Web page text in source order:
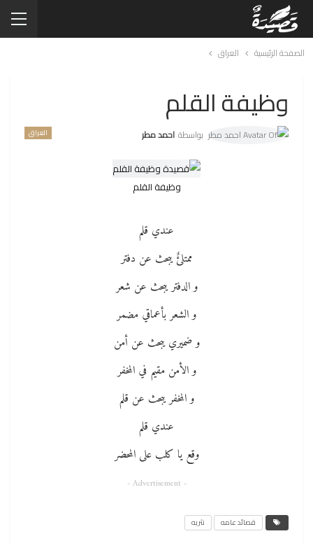
الصفحة الرئيسية العراق
وظيفة القلم
العراق بواسطة احمد مطر
وظيفة القلم
عندي قلم
ممتلئٌ يبحث عن دفتر
و الدفتر يبحث عن شعر
و الشعر بأعماقي مضمر
و ضميري يبحث عن أمن
و الأمن مقيم في المخفر
و المخفر يبحث عن قلم
عندي قلم
وقع يا كلب على المحضر
- Advertisement -
قصائد عامه نثريه